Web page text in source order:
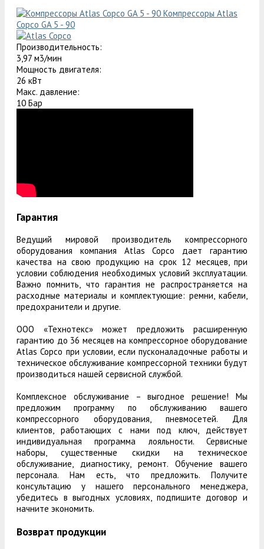
Компрессоры Atlas
Copco GA 5 - 90
Производительность:
3,97 м3/мин
Мощность двигателя:
26 кВт
Макс. давление:
10 Бар
Гарантия
Ведущий мировой производитель компрессорного
оборудования компания Atlas Copco дает гарантию
качества на свою продукцию на срок 12 месяцев, при
условии соблюдения необходимых условий эксплуатации.
Важно помнить, что гарантия не распространяется на
расходные материалы и комплектующие: ремни, кабели,
предохранители и другие.
ООО «Технотекс» может предложить расширенную
гарантию до 36 месяцев на компрессорное оборудование
Atlas Copco при условии, если пусконаладочные работы и
техническое обслуживание компрессорной техники будут
производиться нашей сервисной службой.
Комплексное обслуживание – выгодное решение! Мы
предложим программу по обслуживанию вашего
компрессорного оборудования, пневмосетей. Для
клиентов, работающих с нами под ключ, действует
индивидуальная программа лояльности. Сервисные
наборы, существенные скидки на техническое
обслуживание, диагностику, ремонт. Обучение вашего
персонала. Нам есть, что предложить. Получите
консультацию у нашего персонального менеджера,
убедитесь в выгодных условиях, подпишите договор и
начните экономить.
Возврат продукции